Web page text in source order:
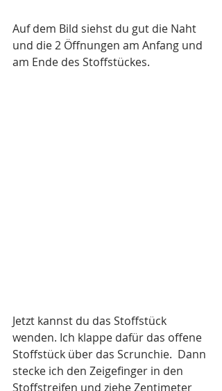
Auf dem Bild siehst du gut die Naht
und die 2 Öffnungen am Anfang und
am Ende des Stoffstückes.
Jetzt kannst du das Stoffstück
wenden. Ich klappe dafür das offene
Stoffstück über das Scrunchie.  Dann
stecke ich den Zeigefinger in den
Stoffstreifen und ziehe Zentimeter